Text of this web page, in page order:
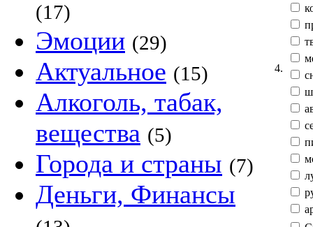
(17)
Эмоции (29)
Актуальное (15)
Алкоголь, табак,
вещества (5)
Города и страны (7)
Деньги, Финансы
4.